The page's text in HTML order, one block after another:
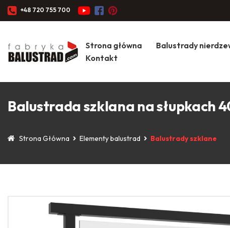
+48 720 755 700
Strona główna Balustrady
Kontakt
Balustrada szklana na słupkach
Strona Główna Elementy balustrad Balustrady szklane